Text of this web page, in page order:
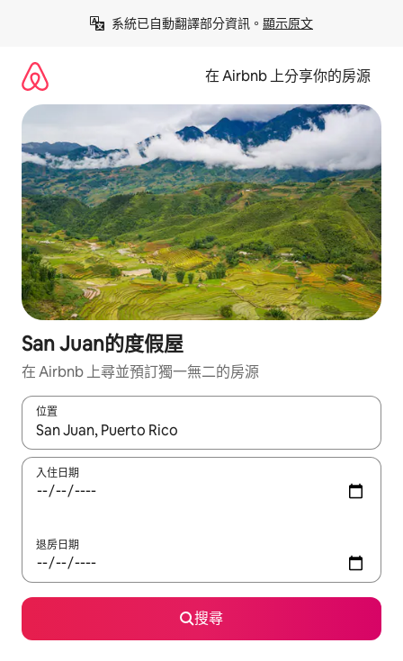
系統已自動翻譯部分資訊。 顯示原文
在 Airbnb 上分享你的房源
San Juan的度假屋
在 Airbnb 上尋並預訂獨一無二的房源
位置
如有搜尋結果，瀏覽內容時請使用上下箭頭，或輕點、滑動裝置。
入住日期
退房日期
搜尋